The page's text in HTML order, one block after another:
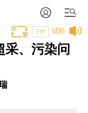
试听
T中
采、污染问